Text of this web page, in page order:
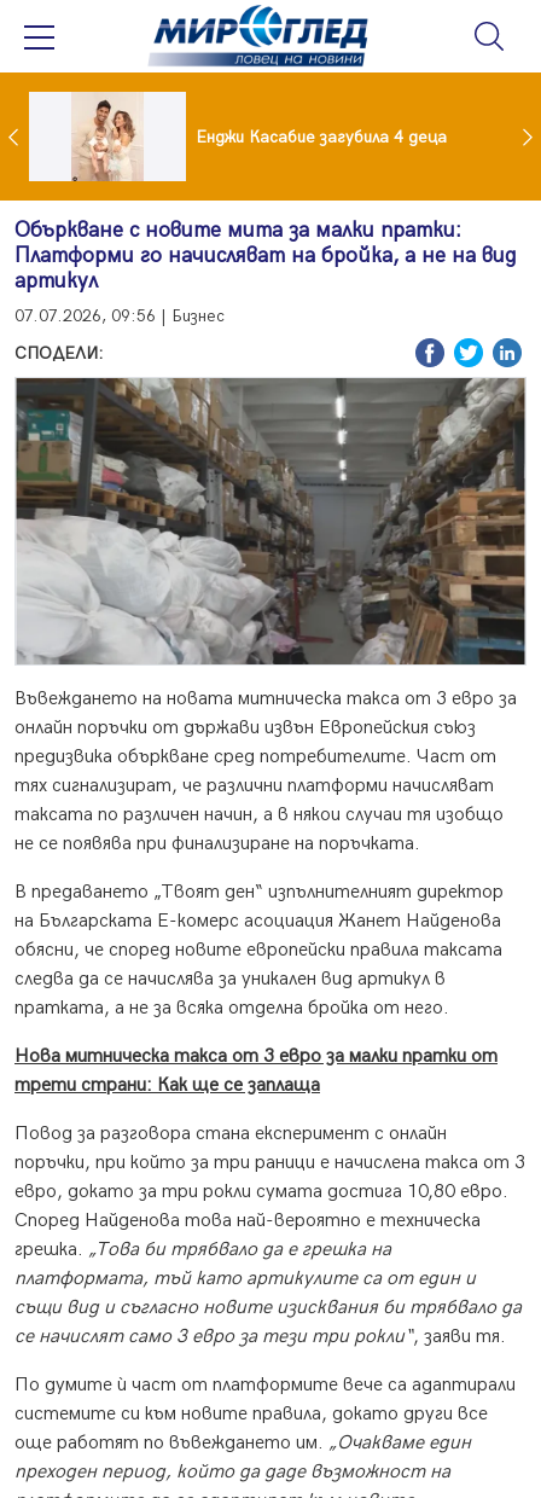
Край на приказката! Брадърите Стефан и Сияна се разделиха с гръм и трясък Енджи Касабие загубила 4 деца
Объркване с новите мита за малки пратки:
Платформи го начисляват на бройка, а не на вид
артикул
07.07.2026, 09:56 | Бизнес
СПОДЕЛИ:
Въвеждането на новата митническа такса от 3 евро за
онлайн поръчки от държави извън Европейския съюз
предизвика объркване сред потребителите. Част от
тях сигнализират, че различни платформи начисляват
таксата по различен начин, а в някои случаи тя изобщо
не се появява при финализиране на поръчката.
В предаването „Твоят ден“ изпълнителният директор
на Българската Е-комерс асоциация Жанет Найденова
обясни, че според новите европейски правила таксата
следва да се начислява за уникален вид артикул в
пратката, а не за всяка отделна бройка от него.
Нова митническа такса от 3 евро за малки пратки от
трети страни: Как ще се заплаща
Повод за разговора стана експеримент с онлайн
поръчки, при който за три раници е начислена такса от 3
евро, докато за три рокли сумата достига 10,80 евро.
Според Найденова това най-вероятно е техническа
грешка. „Това би трябвало да е грешка на
платформата, тъй като артикулите са от един и
същи вид и съгласно новите изисквания би трябвало да
се начислят само 3 евро за тези три рокли“, заяви тя.
По думите ѝ част от платформите вече са адаптирали
системите си към новите правила, докато други все
още работят по въвеждането им. „Очакваме един
преходен период, който да даде възможност на